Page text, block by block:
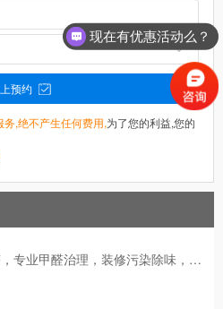
预约
务,绝不产生任何费用,为了您的利益,您的
上海除甲醛，专业甲醛治理，装修污染除味，室内空气污染治理17年经验，值得信赖。
现在有优惠活动么？